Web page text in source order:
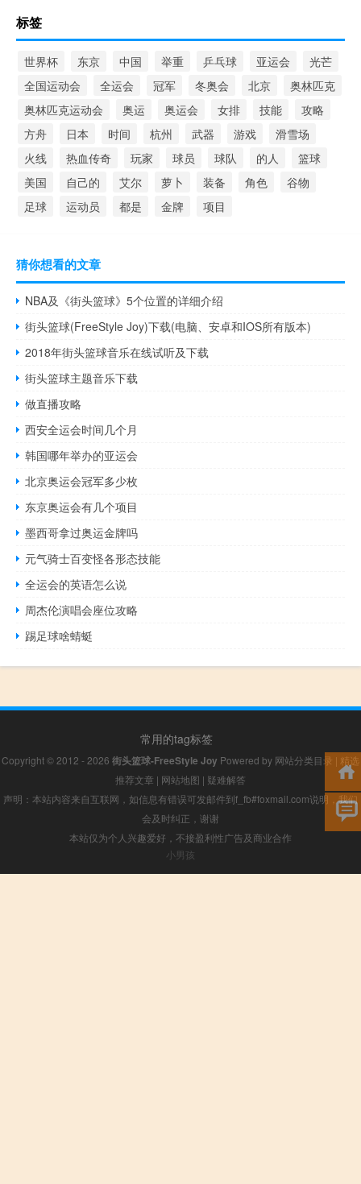
标签
世界杯 东京 中国 举重 乒乓球 亚运会
光芒
全国运动会
全运会 冠军 冬奥会 北京
奥林匹克
奥林匹克运动会
奥运 奥运会 女排 技能
攻略
方舟
日本 时间 杭州 武器 游戏
滑雪场
火线
热血传奇 玩家 球员 球队 的人
篮球
美国
自己的 艾尔 萝卜 装备 角色
谷物
足球
运动员 都是 金牌 项目
猜你想看的文章
NBA及《街头篮球》5个位置的详细介绍
街头篮球(FreeStyle Joy)下载(电脑、安卓和IOS所有版本)
2018年街头篮球音乐在线试听及下载
街头篮球主题音乐下载
做直播攻略
西安全运会时间几个月
韩国哪年举办的亚运会
北京奥运会冠军多少枚
东京奥运会有几个项目
墨西哥拿过奥运金牌吗
元气骑士百变怪各形态技能
全运会的英语怎么说
周杰伦演唱会座位攻略
踢足球啥蜻蜓
常用的tag标签
Copyright © 2012 - 2026 街头篮球-FreeStyle Joy Powered by 网站分类目录 | 精选
推荐文章 | 网站地图 | 疑难解答
声明：本站内容来自互联网，如信息有错误可发邮件到f_fb#foxmail.com说明，我们
会及时纠正，谢谢
本站仅为个人兴趣爱好，不接盈利性广告及商业合作
小男孩